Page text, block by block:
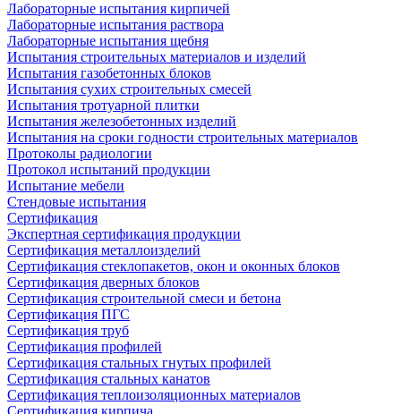
Лабораторные испытания кирпичей
Лабораторные испытания раствора
Лабораторные испытания щебня
Испытания строительных материалов и изделий
Испытания газобетонных блоков
Испытания сухих строительных смесей
Испытания тротуарной плитки
Испытания железобетонных изделий
Испытания на сроки годности строительных материалов
Протоколы радиологии
Протокол испытаний продукции
Испытание мебели
Стендовые испытания
Сертификация
Экспертная сертификация продукции
Сертификация металлоизделий
Сертификация стеклопакетов, окон и оконных блоков
Сертификация дверных блоков
Сертификация строительной смеси и бетона
Сертификация ПГС
Сертификация труб
Сертификация профилей
Сертификация стальных гнутых профилей
Сертификация стальных канатов
Сертификация теплоизоляционных материалов
Сертификация кирпича